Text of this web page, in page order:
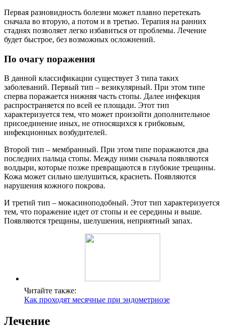
Первая разновидность болезни может плавно перетекать
сначала во вторую, а потом и в третью. Терапия на ранних
стадиях позволяет легко избавиться от проблемы. Лечение
будет быстрое, без возможных осложнений.
По очагу поражения
В данной классификации существует 3 типа таких
заболеваний. Первый тип – везикулярный. При этом типе
сперва поражается нижняя часть стопы. Далее инфекция
распространяется по всей ее площади. Этот тип
характеризуется тем, что может произойти дополнительное
присоединение иных, не относящихся к грибковым,
инфекционных возбудителей.
Второй тип – мембранный. При этом типе поражаются два
последних пальца стопы. Между ними сначала появляются
волдыри, которые позже превращаются в глубокие трещины.
Кожа может сильно шелушиться, краснеть. Появляются
нарушения кожного покрова.
И третий тип – мокасиноподобный. Этот тип характеризуется
тем, что поражение идет от стопы и ее середины и выше.
Появляются трещины, шелушения, неприятный запах.
Читайте также:
Как проходят месячные при эндометриозе
Лечение